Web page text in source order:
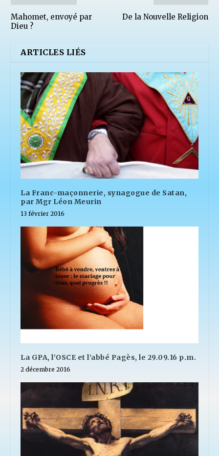
Mahomet, envoyé par
Dieu ?
De la Nouvelle Religion
ARTICLES LIÉS
La Franc-maçonnerie, synagogue de Satan,
par Mgr Léon Meurin
13 février 2016
La GPA, l’OSCE et l’abbé Pagès, le 29.09.16 p.m.
2 décembre 2016